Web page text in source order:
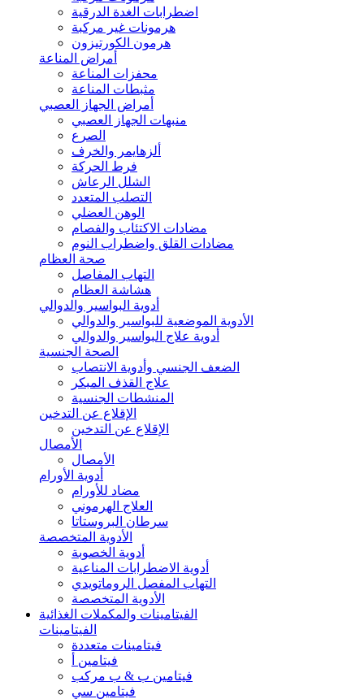
اضطرابات الغدة الدرقية
هرمونات غير مركبة
هرمون الكورتيزون
أمراض المناعة
محفزات المناعة
مثبطات المناعة
أمراض الجهاز العصبي
منبهات الجهاز العصبي
الصرع
ألزهايمر والخرف
فرط الحركة
الشلل الرعاش
التصلب المتعدد
الوهن العضلي
مضادات الاكتئاب والفصام
مضادات القلق واضطراب النوم
صحة العظام
التهاب المفاصل
هشاشة العظام
أدوية البواسير والدوالي
الأدوية الموضعية للبواسير والدوالي
أدوية علاج البواسير والدوالي
الصحة الجنسية
الضعف الجنسي وأدوية الانتصاب
علاج القذف المبكر
المنشطات الجنسية
الإقلاع عن التدخين
الإقلاع عن التدخين
الأمصال
الأمصال
أدوية الأورام
مضاد للأورام
العلاج الهرموني
سرطان البروستاتا
الأدوية المتخصصة
أدوية الخصوبة
أدوية الاضطرابات المناعية
التهاب المفصل الروماتويدي
الأدوية المتخصصة
الفيتامينات والمكملات الغذائية
الفيتامينات
فيتامينات متعددة
فيتامين أ
فيتامين ب & ب مركب
فيتامين سي